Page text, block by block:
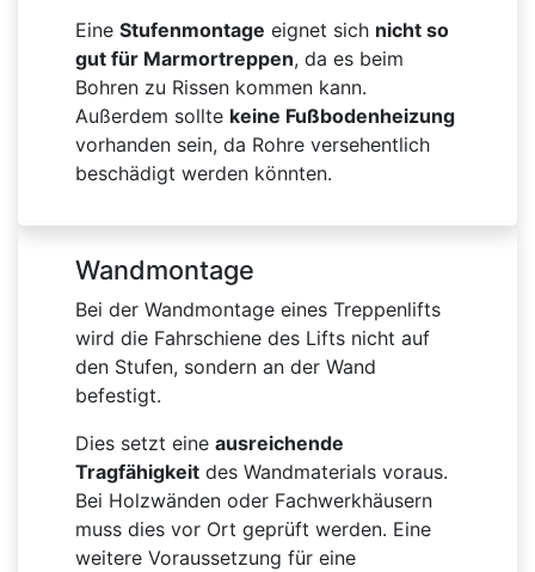
Eine Stufenmontage eignet sich nicht so
gut für Marmortreppen, da es beim
Bohren zu Rissen kommen kann.
Außerdem sollte keine Fußbodenheizung
vorhanden sein, da Rohre versehentlich
beschädigt werden könnten.
Wandmontage
Bei der Wandmontage eines Treppenlifts
wird die Fahrschiene des Lifts nicht auf
den Stufen, sondern an der Wand
befestigt.
Dies setzt eine ausreichende
Tragfähigkeit des Wandmaterials voraus.
Bei Holzwänden oder Fachwerkhäusern
muss dies vor Ort geprüft werden. Eine
weitere Voraussetzung für eine